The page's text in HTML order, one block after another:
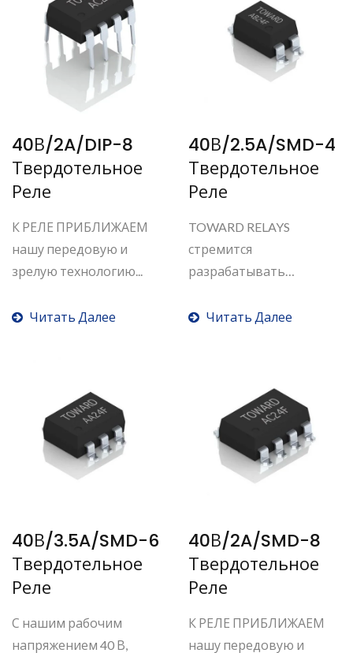
40В/2A/DIP-8
Твердотельное
Реле
К РЕЛЕ ПРИБЛИЖАЕМ
нашу передовую и
зрелую технологию...
Читать Далее
40В/2.5A/SMD-4
Твердотельное
Реле
TOWARD RELAYS
стремится
разрабатывать
твердотельные...
Читать Далее
40В/3.5A/SMD-6
Твердотельное
Реле
С нашим рабочим
напряжением 40 В,
40В/2A/SMD-8
Твердотельное
Реле
К РЕЛЕ ПРИБЛИЖАЕМ
нашу передовую и